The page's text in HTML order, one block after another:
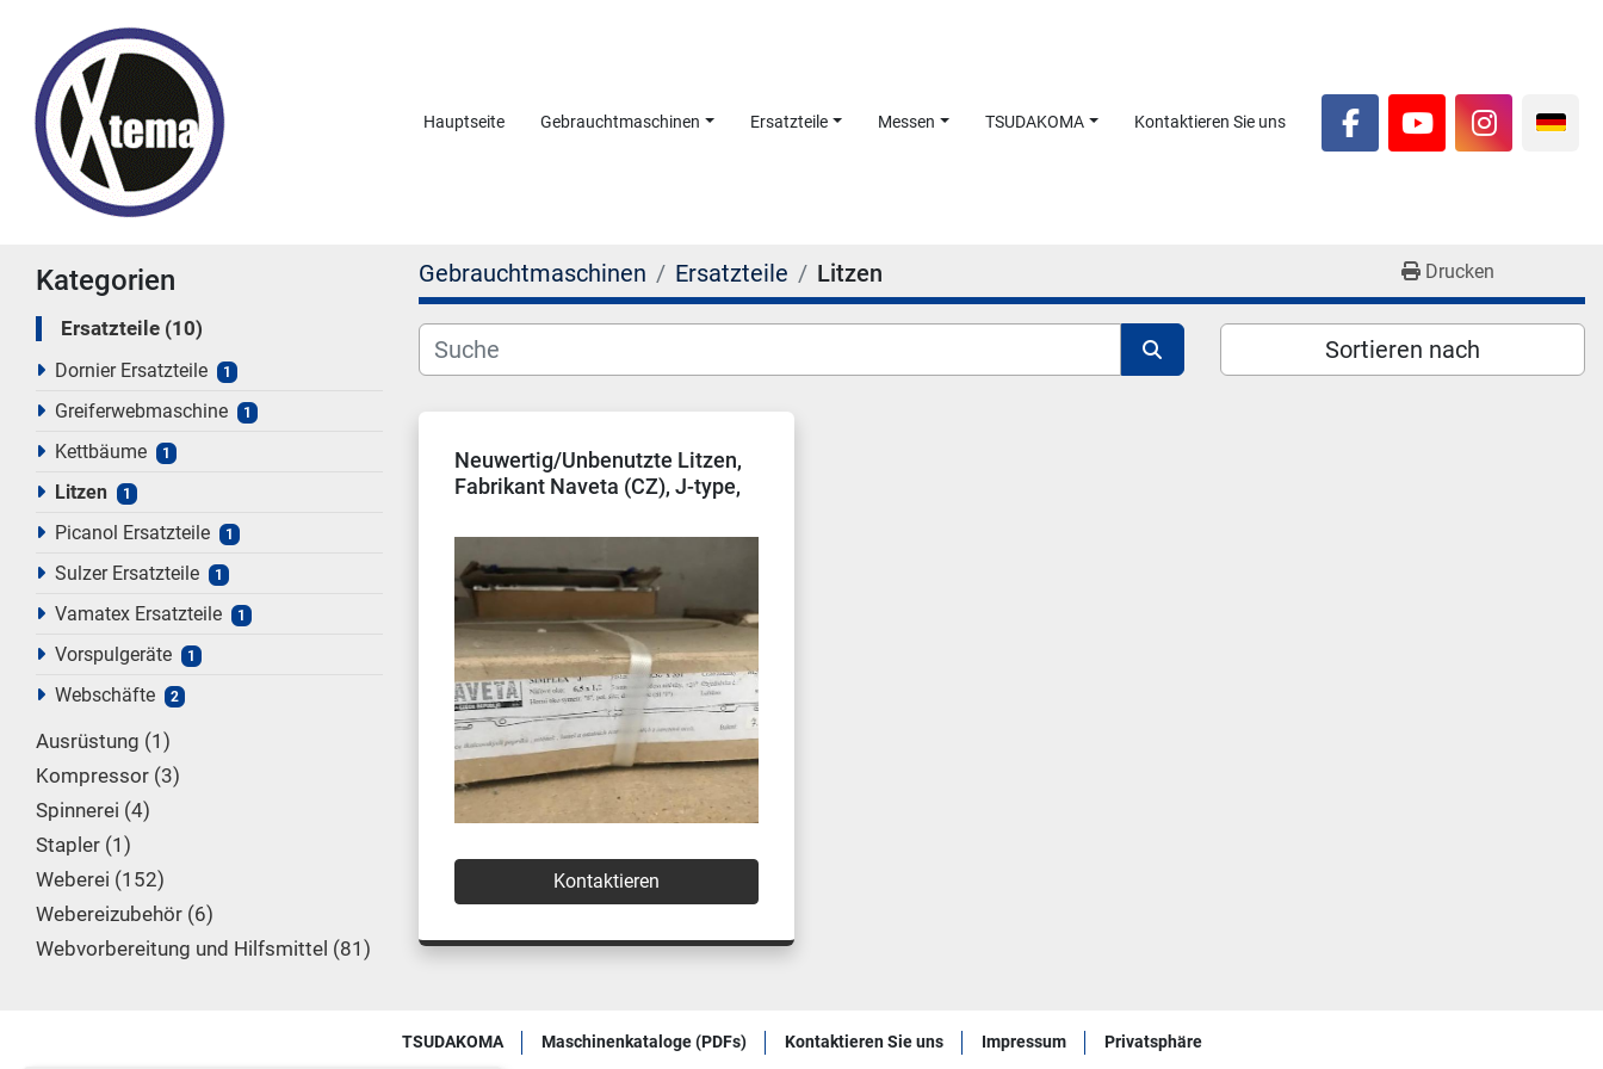
Hauptseite Gebrauchtmaschinen Ersatzteile Messen TSUDAKOMA Kontaktieren Sie uns
facebook
youtube
Kategorien
Ersatzteile 10
Dornier Ersatzteile 1
Greiferwebmaschine 1
Kettbäume 1
Litzen 1
Picanol Ersatzteile 1
Sulzer Ersatzteile 1
Vamatex Ersatzteile 1
Vorspulgeräte 1
Webschäfte 2
Ausrüstung 1
Kompressor 3
Spinnerei 4
Stapler 1
Weberei 152
Webereizubehör 6
Webvorbereitung und Hilfsmittel
81
Gebrauchtmaschinen Ersatzteile Litzen Drucken
Sortieren nach
Neuwertig/Unbenutzte Litzen,
Fabrikant Naveta (CZ), J-type,
Kontaktieren
TSUDAKOMA Maschinenkataloge (PDFs) Kontaktieren Sie uns Impressum Privatsphäre